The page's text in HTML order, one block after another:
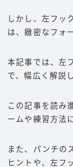
減量
パンチ力
お問い合わせ
しかし、左フッ
は、緻密なフォ
本記事では、左
で、幅広く解説
この記事を読み
ームや練習方法
また、パンチの
ヒントや、左フ